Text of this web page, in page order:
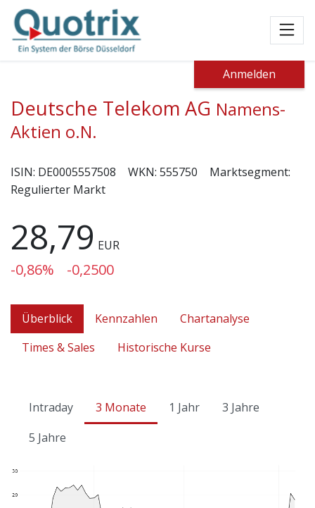
Anmelden
Deutsche Telekom AG Namens-
Aktien o.N.
ISIN: DE0005557508 WKN: 555750
Marktsegment:
Regulierter Markt
28,79 EUR
-0,86% -0,2500
Überblick Kennzahlen
Chartanalyse
Times & Sales
Historische Kurse
Intraday 3 Monate 1 Jahr
3 Jahre
5 Jahre